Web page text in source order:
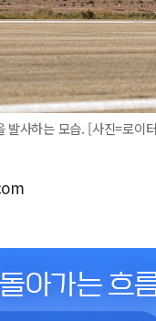
발사하는 모습. [사진=로이